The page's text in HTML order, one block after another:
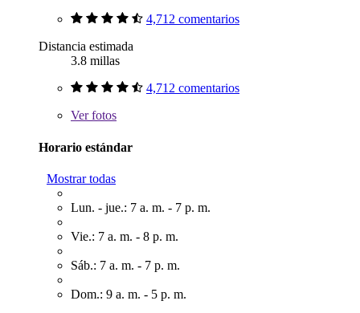
4,712 comentarios
Distancia estimada
3.8 millas
4,712 comentarios
Verfotos
Horario estándar
Mostrar todas
Lun. - jue.: 7 a. m. - 7 p. m.
Vie.: 7 a. m. - 8 p. m.
Sáb.: 7 a. m. - 7 p. m.
Dom.: 9 a. m. - 5 p. m.